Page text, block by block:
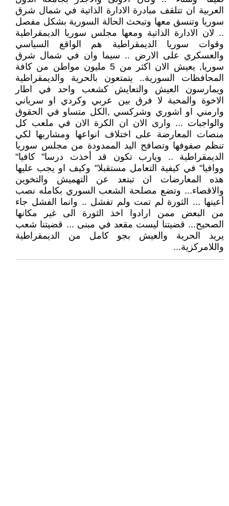
العربية ان تتلقف مبادرة الادارة الذاتية في شمال شرق
سوريا وتنسق معها وتبحث الحالة السورية بشكل مفصل
.. لان الادارة الذاتية ومعها مجلس سوريا الديمقراطية
وقوات سوريا الديمقراطية هم الواقع السياسي
والعسكري على الارض .. سيما وان في شمال شرق
سوريا, يعيش الان اكثر من 5 مليون مواطن من كافة
المحافظات السورية.. يتمتعون بالحرية والديمقراطية
ويمارسون العيش والتعايش كشعب واحد في اطار
الاخوة والمحبة لا فرق بين عربي وكردي او سرياني
وارمني او اشوري وشركسي ,الكل متساو في الحقوق
والواجبات ... وارى الان ان الكرة الان في ملعب كل
منصات المعارضة على اختلاف انواعها ومشاربها لكي
تنظم صفوفها وتصافح اليد الممدودة من مجلس سوريا
الديمقراطية .. ويارب تكون قد أخذت درسا" كافيا"
ووافيا" في كيفية التعامل مستقبلا" وكيف او يجب عليها
هذه المعارضات ان تبتعد عن التهميش والتخوين
والاقصاء... وتضع مصلحة الشعب السوري بكامله نصب
أعينها ... الثورة لم تمت ولم تفشل .. وانما الفشل جاء
من البعض ممن ارادوا اخذ الثورة الى غير مكانها
الصحيح... قضيتنا ليست مقعد في مبنى ... قضيتنا شعب
يريد الحرية والعيش بجو كامل من الديمقراطية
واللامركزية...